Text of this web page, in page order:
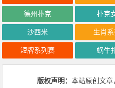
德州扑克 扑克
沙西米 生肖
短牌系列赛 蜗牛
版权声明：本站原创文章